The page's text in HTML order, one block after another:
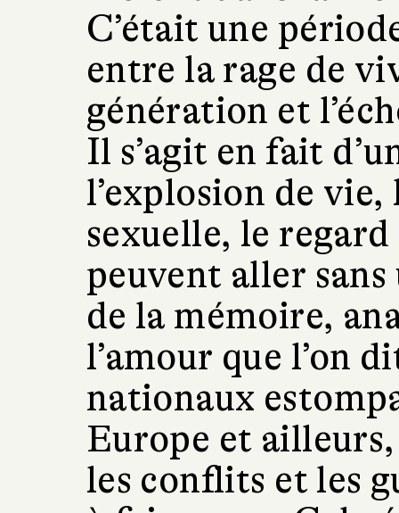
C’était une
entre la rage de
génération et
Il s’agit en fait
l’explosion de
sexuelle, le regard
peuvent aller
de la mémoire,
l’amour que l’on
nationaux
Europe et ailleurs,
les conflits et les